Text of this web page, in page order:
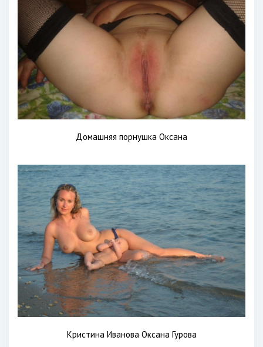
Домашняя порнушка Оксана
Кристина Иванова Оксана Гурова